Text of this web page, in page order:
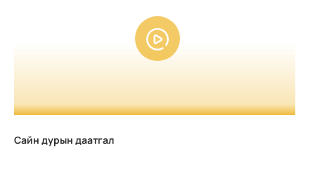
Сайн дурын даатгал